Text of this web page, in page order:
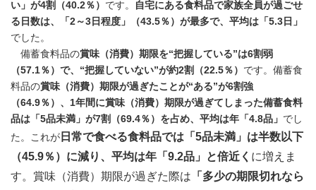
い」が4割（40.2％） です。
自宅にある食料品で家族全員が過ごせ
る日数は、「2～3日程度」（43.5％）が最多で、平均は「5.3日」
でした。
備蓄食料品の賞味（消費）期限を“把握している”は6割弱
（57.1％）で、“把握していない”が約2割（22.5％） です。備蓄食
料品の賞味（消費）期限が過ぎたことが“ある”が6割強
（64.9％）、1年間に賞味（消費）期限が過ぎてしまった備蓄食料
品は「5品未満」が7割（69.4％）を占め、平均は年「4.8品」 でし
た。これが 日常で食べる食料品では「5品未満」は半数以下
（45.9％） に減り、平均は年「9.2品」と倍近く に増えま
す。賞味（消費）期限が過ぎた際は 「多少の期限切れなら